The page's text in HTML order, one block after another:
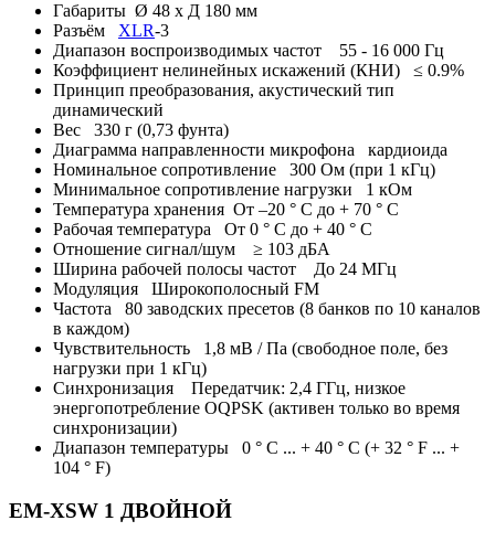
Габариты Ø 48 х Д 180 мм
Разъём XLR-3
Диапазон воспроизводимых частот 55 - 16 000 Гц
Коэффициент нелинейных искажений (КНИ) ≤ 0.9%
Принцип преобразования, акустический тип
динамический
Вес 330 г (0,73 фунта)
Диаграмма направленности микрофона кардиоида
Номинальное сопротивление 300 Ом (при 1 кГц)
Минимальное сопротивление нагрузки 1 кОм
Температура хранения От –20 ° C до + 70 ° C
Рабочая температура От 0 ° C до + 40 ° C
Отношение сигнал/шум ≥ 103 дБА
Ширина рабочей полосы частот До 24 МГц
Модуляция Широкополосный FM
Частота 80 заводских пресетов (8 банков по 10 каналов
в каждом)
Чувствительность 1,8 мВ / Па (свободное поле, без
нагрузки при 1 кГц)
Синхронизация Передатчик: 2,4 ГГц, низкое
энергопотребление OQPSK (активен только во время
синхронизации)
Диапазон температуры 0 ° C ... + 40 ° C (+ 32 ° F ... +
104 ° F)
EM-XSW 1 ДВОЙНОЙ